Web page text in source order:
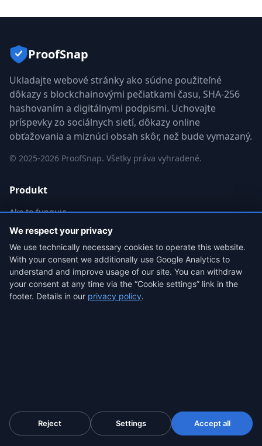
ProofSnap
Ukladajte webové stránky ako súdne použiteľné
dôkazy s blockchainovými pečiatkami času, SHA-256
hashovaním a digitálnymi podpismi. Uchovajte
príspevky zo sociálnych sietí, dôkazy online
obťažovania a miznúci obsah skôr, než bude vymazaný.
© 2025-2026 ProofSnap. Všetky práva vyhradené.
Produkt
Ako to funguje
Dôkazný balík
Cenník
Prípady použitia
Overovač dôveryhodnosti
Kľúčové pojmy
Podmienky služby
We respect your privacy
We use technically necessary cookies to operate this website.
With your consent we additionally use Google Analytics to
understand and improve usage of our site. You can withdraw
your consent at any time via the “Cookie settings” link in the
footer. Details in our privacy policy.
Reject Settings Accept all